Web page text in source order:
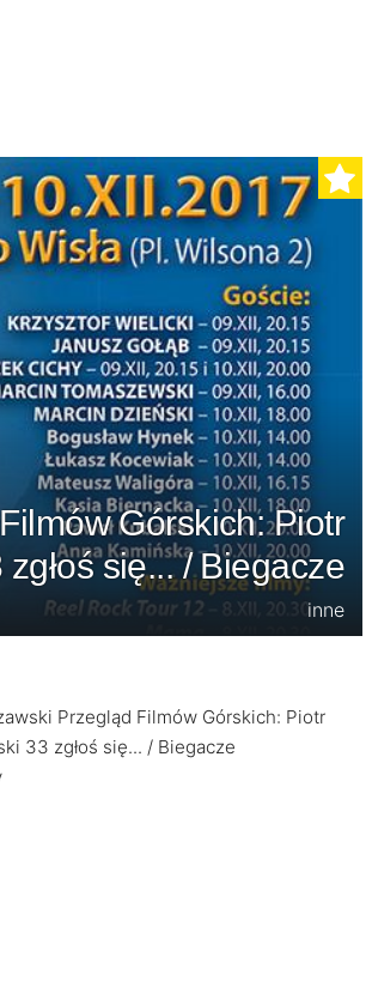
Górskich: Piotr
się... / Biegacze
inne
Przegląd Filmów Górskich: Piotr
33 zgłoś się... / Biegacze